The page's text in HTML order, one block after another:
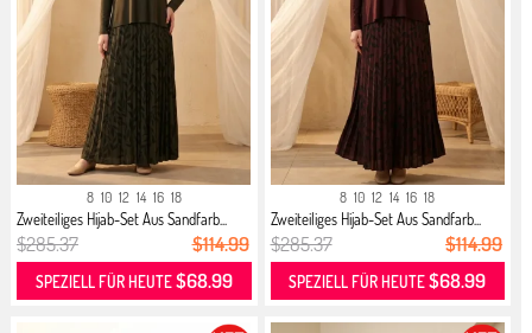
8 10 12 14 16 18
Zweiteiliges Hijab-Set Aus Sandfarb...
$285.37 $114.99
SPEZIELL FÜR HEUTE$68.99
8 10 12 14 16 18
Zweiteiliges Hijab-Set Aus Sandfarb...
$285.37 $114.99
SPEZIELL FÜR HEUTE$68.99